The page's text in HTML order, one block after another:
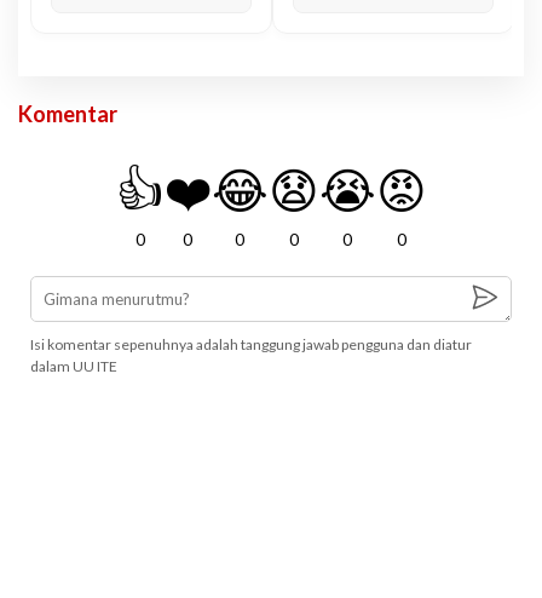
Komentar
👍
0
❤️
0
😂
0
😧
0
😭
0
😡
0
Isi komentar sepenuhnya adalah tanggung jawab pengguna dan diatur
dalam UU ITE